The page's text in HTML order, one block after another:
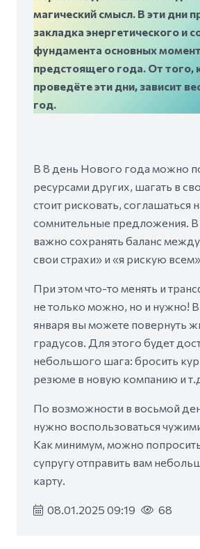
магический смысл. В эти дни
закладка энергетического и
фундамента основных
предстоящего года. От того,
проведёте эти дни, зависит
год.
В 8 день Нового года можно
ресурсами других, шагать в
стоит рисковать, соглашаться
сомнительные предложения. В
важно сохранять баланс
свои страхи» и «я рискую
При этом что-то менять и
не только можно, но и нужно!
января вы можете повернуть
градусов. Для этого будет
небольшого шага: бросить
резюме в новую компанию и
По возможности в восьмой
нужно воспользоваться
Как минимум, можно
супругу отправить вам
карту.
08.01.2025 09:19 68